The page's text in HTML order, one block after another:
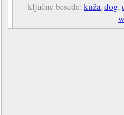
ključne besede: kuža,dog,